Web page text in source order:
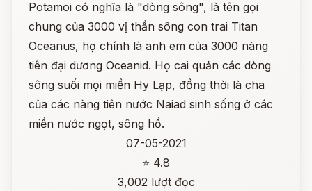
Potamoi có nghĩa là "dòng sông", là tên gọi
chung của 3000 vị thần sông con trai Titan
Oceanus, họ chính là anh em của 3000 nàng
tiên đại dương Oceanid. Họ cai quản các dòng
sông suối mọi miền Hy Lạp, đồng thời là cha
của các nàng tiên nước Naiad sinh sống ở các
miền nước ngọt, sông hồ.
07-05-2021
⭐ 4.8
3,002 lượt đọc